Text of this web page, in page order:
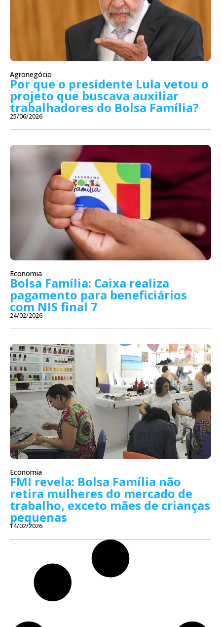
Agronegócio
Por que o presidente Lula vetou o
projeto que buscava auxiliar
trabalhadores do Bolsa Família?
25/06/2026
Economia
Bolsa Família: Caixa realiza
pagamento para beneficiários
com NIS final 7
24/02/2026
Economia
FMI revela: Bolsa Família não
retira mulheres do mercado de
trabalho, exceto mães de crianças
pequenas
14/02/2026